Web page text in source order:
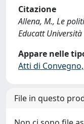
Citazione
Allena, M., Le
Educatt
Appare nelle
Atti di
File in questo